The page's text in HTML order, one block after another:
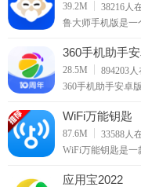
39.2M 38216人
鲁大师手机版是一
能”、“2D、3D绘
度”八项性能测试
能做一个整体评分
360手机助手
28.5M 894203
360手机助手安卓
想下载软件游戏的
WiFi万能钥匙
87.6M 33588人
WiFi万能钥匙是
您轻松的接入无线
应用宝2022